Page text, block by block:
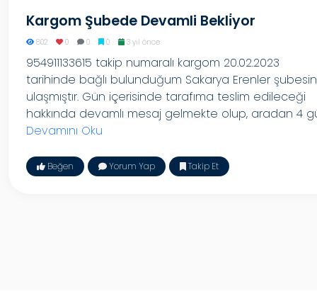
Kargom Şubede Devamli Bekli̇yor
802 0 0 0 3 yıl önce
954911133615 takip numaralı kargom 20.02.2023
tarihinde bağlı bulunduğum Sakarya Erenler
ulaşmıştır. Gün içerisinde tarafıma teslim edileceği
hakkında devamlı mesaj gelmekte olup, aradan 4
Devamını Oku
Beğen Yorum Yap Takip Et